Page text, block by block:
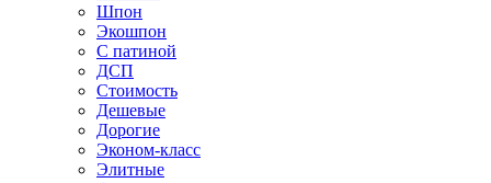
Шпон
Экошпон
С патиной
ДСП
Стоимость
Дешевые
Дорогие
Эконом-класс
Элитные